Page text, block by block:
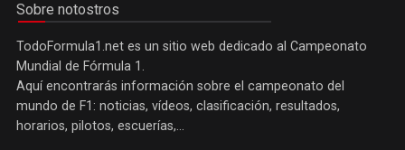
Sobre notostros
TodoFormula1.net es un sitio web dedicado al Campeonato
Mundial de Fórmula 1.
Aquí encontrarás información sobre el campeonato del
mundo de F1: noticias, vídeos, clasificación, resultados,
horarios, pilotos, escuerías,...